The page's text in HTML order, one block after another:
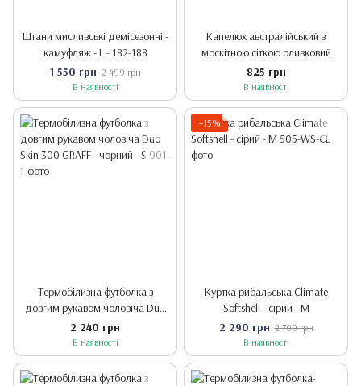
Штани мисливські демісезонні -
камуфляж - L - 182-188
1 550 грн 2 499 грн
В наявності
Капелюх австралійський з
москітною сіткою оливковий
825 грн
В наявності
Термобілизна футболка з
довгим рукавом чоловіча Duo
Skin 300 GRAFF - чорний - S
2 240 грн
В наявності
−15%
Куртка рибальська Climate
Softshell - сірий - M
2 290 грн 2 709 грн
В наявності